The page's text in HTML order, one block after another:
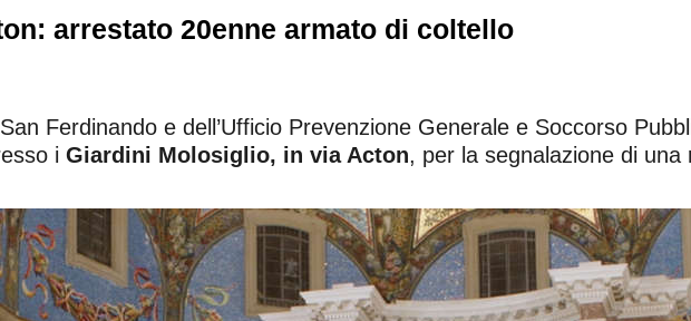
arrestato 20enne armato di coltello
Ferdinando e dell’Ufficio Prevenzione Generale e Soccorso
i Giardini Molosiglio, in via Acton, per la segnalazione di una